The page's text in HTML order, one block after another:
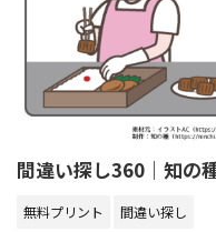
間違い探し360｜知の
無料プリント 間違い探し